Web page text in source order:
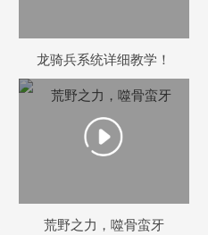
龙骑兵系统详细教学！
荒野之力，噬骨蛮牙